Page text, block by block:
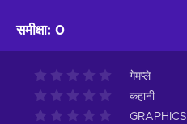
समीक्षा: 0
गेमप्ले
कहानी
GRAPHICS